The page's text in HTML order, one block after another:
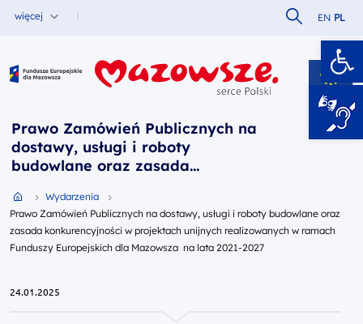
więcej Szukaj w
EN PL
Fundusze Europejskie dla Mazowsza
Prawo Zamówień Publicznych na
dostawy, usługi i roboty
budowlane oraz zasada
unijnych realizowanych w ramach
Funduszy Europejskich dla
Mazowsza na lata 2021-2027
Przejdź do strony głównej portalu
Wydarzenia
Prawo Zamówień Publicznych na dostawy, usługi i roboty budowlane oraz
zasada konkurencyjności w projektach unijnych realizowanych w ramach
Funduszy Europejskich dla Mazowsza na lata 2021-2027
24.01.2025